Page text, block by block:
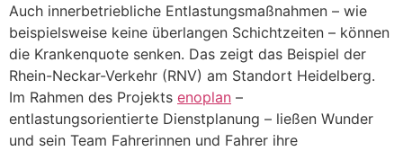
Auch innerbetriebliche Entlastungsmaßnahmen – wie
beispielsweise keine überlangen Schichtzeiten – können
die Krankenquote senken. Das zeigt das Beispiel der
Rhein-Neckar-Verkehr (RNV) am Standort Heidelberg.
Im Rahmen des Projekts enoplan –
entlastungsorientierte Dienstplanung – ließen Wunder
und sein Team Fahrerinnen und Fahrer ihre